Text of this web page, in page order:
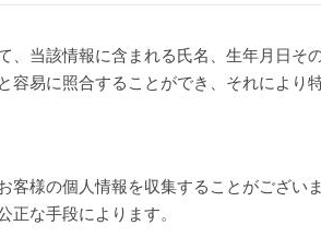
、当該情報に含まれる氏名、生年月日そ
易に照合することができ、それにより
様の個人情報を収集することがございま
な手段によります。